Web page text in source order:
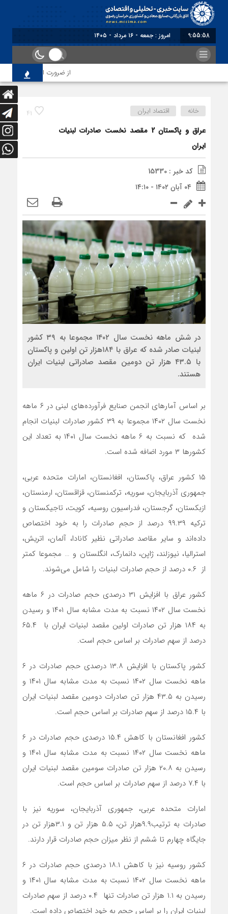
9:55:59 امروز : جمعه - ۱۶ مرداد - ۱۴۰۵
از ضرورت اصلاح رویه‌های
41 خانه اقتصاد ایران
عراق و پاکستان 2 مقصد نخست صادرات لبنیات
ایران
کد خبر : 15330
۰۴ آبان ۱۴۰۲ - ۱۴:۱۰
در شش ماهه نخست سال ۱۴۰۲ مجموعا به ۳۹ کشور
لبنیات صادر شده که عراق با ۱۸۴هزار تن اولین و پاکستان
با ۴۳.۵ هزار تن دومین مقصد صادراتی لبنیات ایران
هستند.
بر اساس آمارهای انجمن صنایع فرآورده‌های لبنی در ۶ ماهه
نخست سال ۱۴۰۲ مجموعا به ۳۹ کشور صادرات لبنیات انجام
شده که نسبت به ۶ ماهه نخست سال ۱۴۰۱ به تعداد این
کشورها ۳ مورد اضافه شده است.
۱۵ کشور عراق، پاکستان، افغانستان، امارات متحده عربی،
جمهوری‌ آذربایجان، سوریه، ترکمنستان، قزاقستان، ارمنستان،
ازبکستان، گرجستان، فدراسیون روسیه، کویت، تاجیکستان و
ترکیه ۹۹.۳۹ درصد از حجم صادرات را به خود اختصاص
داده‌اند و سایر مقاصد صادراتی نظیر کانادا، آلمان، اتریش،
استرالیا، نیوزلند، ژاپن، دانمارک، انگلستان و … مجموعا کمتر
از ۰.۶ درصد از حجم صادرات لبنیات را شامل می‌شوند.
کشور عراق با افزایش ۳۱ درصدی حجم صادرات در ۶ ماهه
نخست سال ۱۴۰۲ نسبت به مدت مشابه سال ۱۴۰۱ و رسیدن
به ۱۸۴ هزار تن صادرات اولین مقصد لبنیات ایران با ۶۵.۴
درصد از سهم صادرات بر اساس حجم است.
کشور پاکستان با افزایش ۱۳.۸ درصدی حجم صادرات در ۶
ماهه نخست سال ۱۴۰۲ نسبت به مدت مشابه سال ۱۴۰۱ و
رسیدن به ۴۳.۵ هزار تن صادرات دومین مقصد لبنیات ایران
با ۱۵.۴ درصد از سهم صادرات بر اساس حجم است.
کشور افغانستان با کاهش ۱۵.۴ درصدی حجم صادرات در ۶
ماهه نخست سال ۱۴۰۲ نسبت به مدت مشابه سال ۱۴۰۱ و
رسیدن به ۲۰.۸ هزار تن صادرات سومین مقصد لبنیات ایران
با ۷.۴ درصد از سهم صادرات بر اساس حجم است.
امارات متحده عربی، جمهوری آذربایجان، سوریه نیز با
صادرات به ترتیب۹.۹هزار تن، ۵.۵ هزار تن و ۳.۱هزار تن در
جایگاه چهارم تا ششم از نظر میزان حجم صادرات قرار دارند.
کشور روسیه نیز با کاهش ۱۸.۱ درصدی حجم صادرات در ۶
ماهه نخست سال ۱۴۰۲ نسبت به مدت مشابه سال ۱۴۰۱ و
رسیدن به ۱.۱ هزار تن صادرات تنها ۰.۴ درصد از سهم صادرات
لبنیات ایران را بر اساس حجم به خود اختصاص داده است.